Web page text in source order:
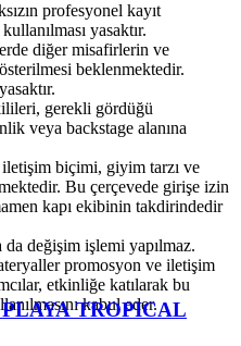
profesyonel kayıt
yasaktır.
diğer misafirlerin ve
beklenmektedir.
gerekli gördüğü
veya backstage alanına
iletişim biçimi, giyim tarzı ve
Bu çerçevede girişe izin
kapı ekibinin takdirindedir
da değişim işlemi yapılmaz.
promosyon ve iletişim
etkinliğe katılarak bu
kabul eder.
TROPICAL